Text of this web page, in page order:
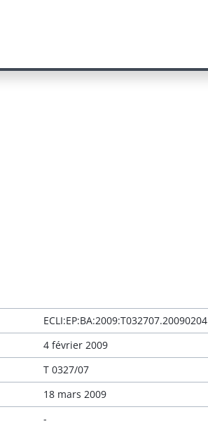
ECLI:EP:BA:2009:T032707.20090204
4 février 2009
T 0327/07
18 mars 2009
-